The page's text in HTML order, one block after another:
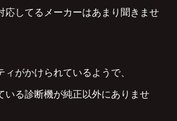
応してるメーカーはあまり聞きませ
がかけられているようで、
いる診断機が純正以外にありませ